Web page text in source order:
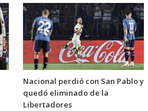
Nacional perdió con San Pablo y
quedó eliminado de la
Libertadores